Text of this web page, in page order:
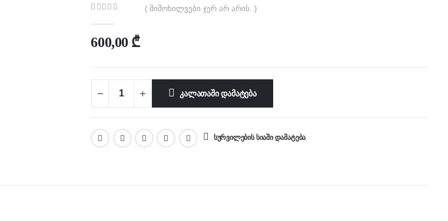
( მიმოხილვები ჯერ არ არის. )
600,00 ₾
ᲙᲐᲚᲐᲗᲐᲨᲘ ᲓᲐᲛᲐᲢᲔᲑᲐ
ᲡᲣᲠᲕᲘᲚᲔᲑᲘᲡ ᲡᲘᲐᲨᲘ ᲓᲐᲛᲐᲢᲔᲑᲐ